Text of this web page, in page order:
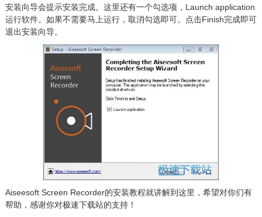
安装向导会提示安装完成。这里还有一个勾选项，Launch application
运行软件。如果不需要马上运行，取消勾选即可。点击Finish完成即可
退出安装向导。
Aiseesoft Screen Recorder的安装教程就讲解到这里，希望对你们有
帮助，感谢你对极速下载站的支持！